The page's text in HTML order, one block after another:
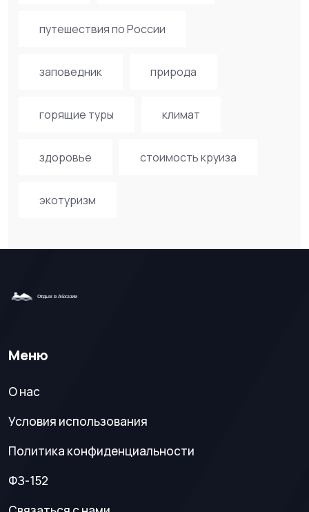
путешествия по России
заповедник природа
горящие туры климат
здоровье стоимость круиза
экотуризм
Меню
О нас
Условия использования
Политика конфиденциальности
ФЗ-152